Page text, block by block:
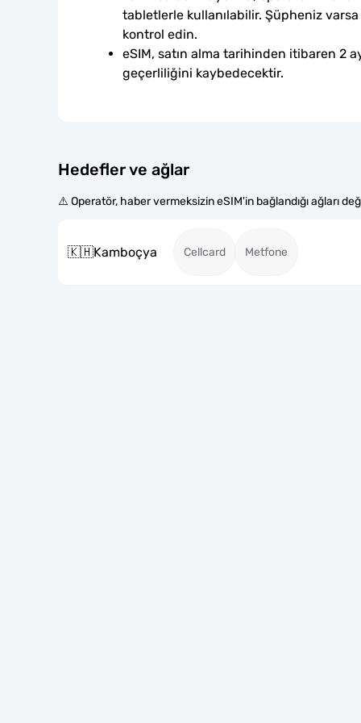
tabletlerle kullanılabilir. Şüpheniz
kontrol edin.
eSIM, satın alma tarihinden itibaren 2
geçerliliğini kaybedecektir.
Hedefler ve ağlar
⚠️ Operatör, haber vermeksizin eSIM'in bağlandığı ağları
🇰🇭Kamboçya Cellcard Metfone